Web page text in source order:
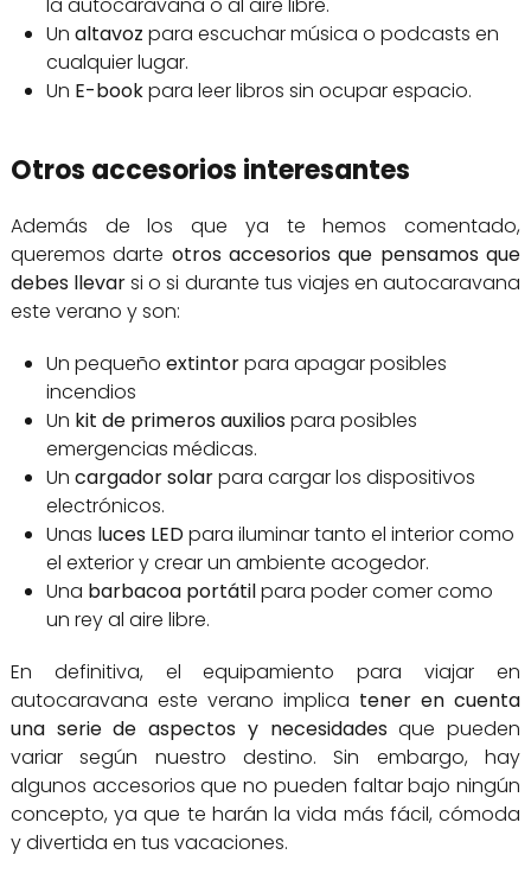
la autocaravana o al aire libre.
Un altavoz para escuchar música o podcasts en
cualquier lugar.
Un E-bookpara leer libros sin ocupar espacio.
Otros accesorios interesantes
Además de los que ya te hemos comentado,
queremos darte otros accesorios que pensamos que
debes llevarsi o si durante tus viajes en autocaravana
este verano y son:
Un pequeño extintorpara apagar posibles
incendios
Un kit de primeros auxiliospara posibles
emergencias médicas.
Un cargador solarpara cargar los dispositivos
electrónicos.
Unas luces LEDpara iluminar tanto el interior como
el exterior y crear un ambiente acogedor.
Una barbacoa portátilpara poder comer como
un rey al aire libre.
En definitiva, el equipamiento para viajar en
autocaravana este verano implica tener en cuenta
una serie de aspectos y necesidadesque pueden
variar según nuestro destino. Sin embargo, hay
algunos accesorios que no pueden faltar bajo ningún
concepto, ya que te harán la vida más fácil, cómoda
y divertida en tus vacaciones.